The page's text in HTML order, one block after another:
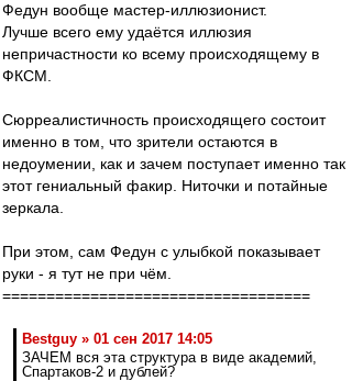
Федун вообще мастер-иллюзионист.
Лучше всего ему удаётся иллюзия
непричастности ко всему происходящему в
ФКСМ.
Сюрреалистичность происходящего состоит
именно в том, что зрители остаются в
недоумении, как и зачем поступает именно так
этот гениальный факир. Ниточки и потайные
зеркала.
При этом, сам Федун с улыбкой показывает
руки - я тут не при чём.
===================================
Bestguy » 01 сен 2017 14:05
ЗАЧЕМ вся эта структура в виде академий,
Спартаков-2 и дублей?